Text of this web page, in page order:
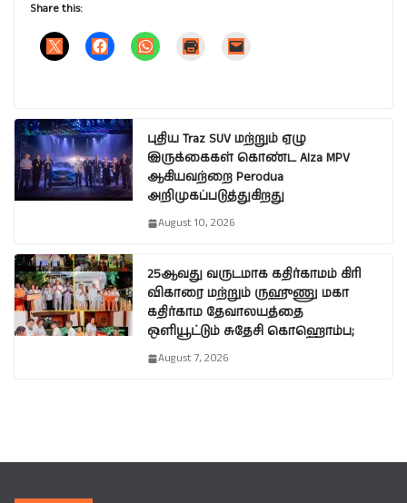
Share this:
புதிய Traz SUV மற்றும் ஏழு
இருக்கைகள் கொண்ட Alza MPV
ஆகியவற்றை Perodua
அறிமுகப்படுத்துகிறது
August 10, 2026
25ஆவது வருடமாக கதிர்காமம் கிரி
விகாரை மற்றும் ருஹுணு மகா
கதிர்காம தேவாலயத்தை
ஒளியூட்டும் சுதேசி கொஹொம்ப;
August 7, 2026